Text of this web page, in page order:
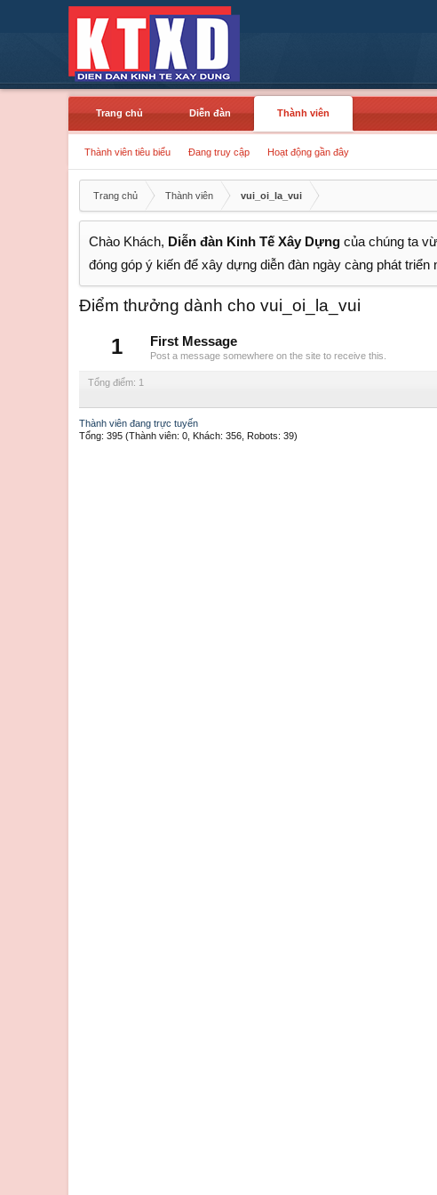
Trang chủ
Diễn đàn Thành viên
Thành viên tiêu biểu Đang truy cập Hoạt động gần đây
Trang chủ Thành viên vui_oi_la_vui
Chào Khách, Diễn đàn Kinh Tế Xây Dựng của chúng ta
đóng góp ý kiến để xây dựng diễn đàn ngày càng phát triển
Điểm thưởng dành cho vui_oi_la_vui
1 First Message
Post a message somewhere on the site to receive this.
Tổng điểm: 1
Thành viên đang trực tuyến
Tổng: 395 (Thành viên: 0, Khách: 356, Robots: 39)